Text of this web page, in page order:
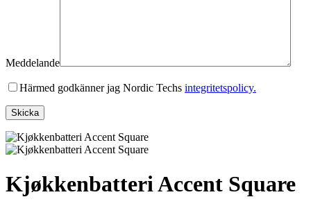
Meddelande
Härmed godkänner jag Nordic Techs integritetspolicy.
Kjøkkenbatteri Accent Square